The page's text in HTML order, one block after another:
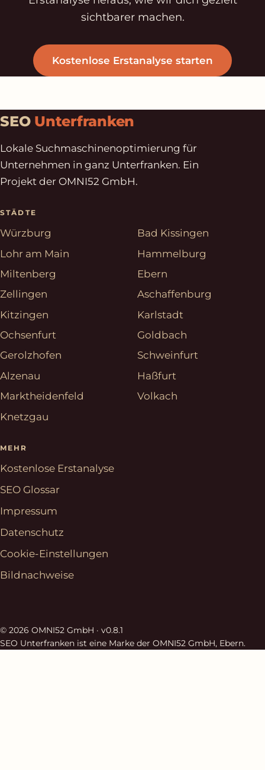
sichtbarer machen.
Kostenlose Erstanalyse starten
SEO Unterfranken
Lokale Suchmaschinenoptimierung für
Unternehmen in ganz Unterfranken. Ein
Projekt der OMNI52 GmbH.
STÄDTE
Würzburg
Bad Kissingen
Lohr am Main
Hammelburg
Miltenberg
Ebern
Zellingen
Aschaffenburg
Kitzingen
Karlstadt
Ochsenfurt
Goldbach
Gerolzhofen
Schweinfurt
Alzenau
Haßfurt
Marktheidenfeld
Volkach
Knetzgau
MEHR
Kostenlose Erstanalyse
SEO Glossar
Impressum
Datenschutz
Cookie-Einstellungen
Bildnachweise
© 2026 OMNI52 GmbH · v0.8.1
SEO Unterfranken ist eine Marke der OMNI52 GmbH, Ebern.